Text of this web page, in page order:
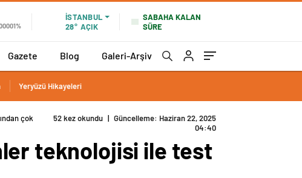
İSTANBUL
28° AÇIK
SABAHA KALAN
SÜRE
Gazete Blog Galeri-Arşiv
Yeryüzü Hikayeleri
çok
52 kez okundu | Güncelleme: Haziran 22, 2025
04:40
teknolojisi ile test